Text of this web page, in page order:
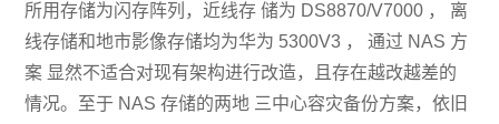
所用存储为闪存阵列，近线存 储为 DS8870/V7000 ， 离
线存储和地市影像存储均为华为 5300V3 ， 通过 NAS 方
案 显然不适合对现有架构进行改造，且存在越改越差的
情况。至于 NAS 存储的两地 三中心容灾备份方案，依旧